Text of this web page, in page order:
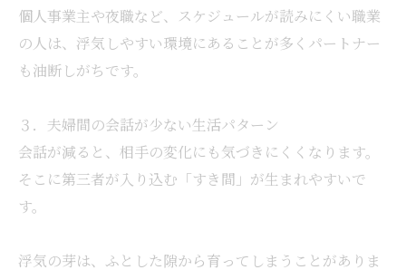
個人事業主や夜職など、スケジュールが読みにくい職業
の人は、浮気しやすい環境にあることが多くパートナー
も油断しがちです。
３．夫婦間の会話が少ない生活パターン
会話が減ると、相手の変化にも気づきにくくなります。
そこに第三者が入り込む「すき間」が生まれやすいで
す。
浮気の芽は、ふとした隙から育ってしまうことがありま